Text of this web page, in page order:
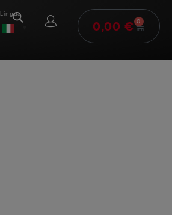
Lingua
0,00 € 0